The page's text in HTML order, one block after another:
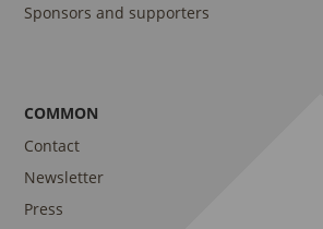
Sponsors and supporters
COMMON
Contact
Newsletter
Press